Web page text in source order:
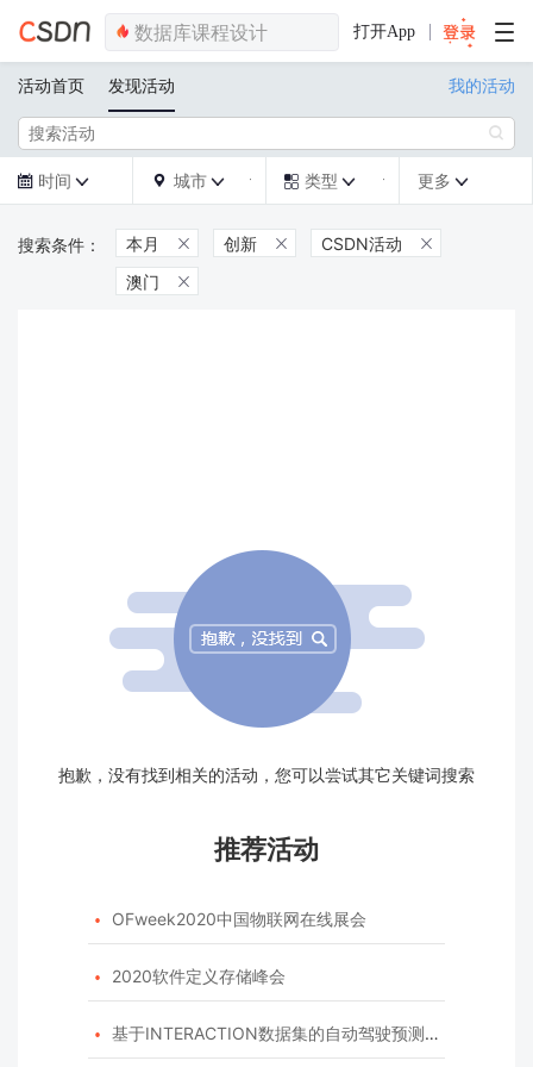
打开App
活动首页 发现活动 我的活动

 时间   城市   类型  更多 
本月  创新  CSDN活动 
澳门 
抱歉，没有找到相关的活动，您可以尝试其它关键词搜索
推荐活动
 OFweek2020中国物联网在线展会
 2020软件定义存储峰会
 基于INTERACTION数据集的自动驾驶预测模型挑战赛